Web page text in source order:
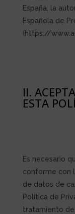
España, la
Española de
(https://
II.
ESTA
Es necesario
conforme con
de datos de
Política de
tratamiento de